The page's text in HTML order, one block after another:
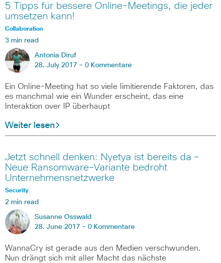
5 Tipps für bessere Online-Meetings, die jeder
umsetzen kann!
Collaboration
3 min read
Antonia Diruf
28. July 2017 - 0 Kommentare
Ein Online-Meeting hat so viele limitierende Faktoren, das
es manchmal wie ein Wunder erscheint, das eine
Interaktion over IP überhaupt
Weiter lesen
Jetzt schnell denken: Nyetya ist bereits da –
Neue Ransomware-Variante bedroht
Unternehmensnetzwerke
Security
2 min read
Susanne Osswald
28. June 2017 - 0 Kommentare
WannaCry ist gerade aus den Medien verschwunden.
Nun drängt sich mit aller Macht das nächste